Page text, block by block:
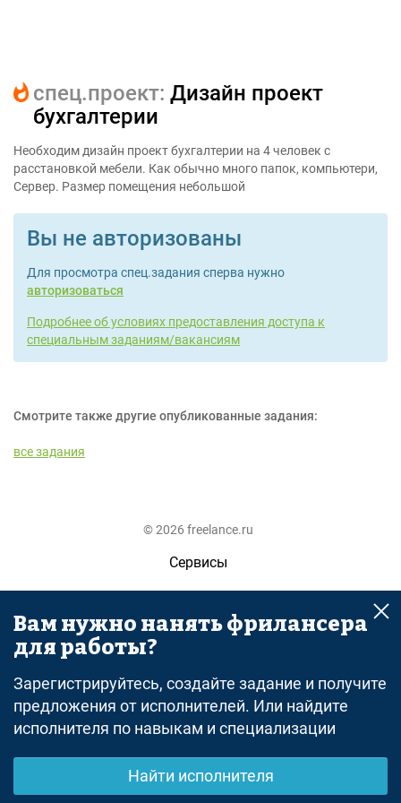
cпец.проект: Дизайн проект
бухгалтерии
Необходим дизайн проект бухгалтерии на 4 человек с
расстановкой мебели. Как обычно много папок, компьютери,
Сервер. Размер помещения небольшой
Вы не авторизованы
Для просмотра спец.задания сперва нужно
авторизоваться
Подробнее об условиях предоставления доступа к
специальным заданиям/вакансиям
Смотрите также другие опубликованные задания:
все задания
© 2026 freelance.ru
Сервисы
Помощь
Поиск
Оферта
Политика конфиденциальности
Дисклеймер о ЗоЗПП
Вам нужно нанять фрилансера
для работы?
Зарегистрируйтесь, создайте задание и получите
предложения от исполнителей. Или найдите
исполнителя по навыкам и специализации
Найти исполнителя